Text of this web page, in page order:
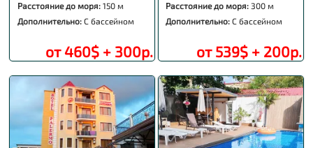
Расстояние до моря: 150 м
Дополнительно: С бассейном
от 460$ + 300р.
Расстояние до моря: 300 м
Дополнительно:С бассейном
от 539$ + 200р.